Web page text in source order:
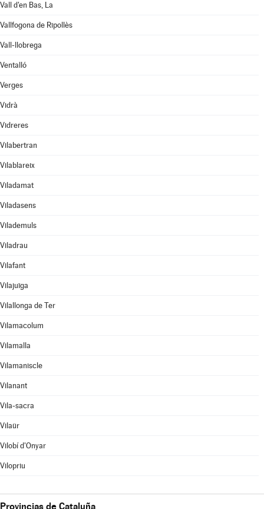
Vall d'en Bas, La
Vallfogona de Ripollès
Vall-llobrega
Ventalló
Verges
Vidrà
Vidreres
Vilabertran
Vilablareix
Viladamat
Viladasens
Vilademuls
Viladrau
Vilafant
Vilajuïga
Vilallonga de Ter
Vilamacolum
Vilamalla
Vilamaniscle
Vilanant
Vila-sacra
Vilaür
Vilobí d'Onyar
Vilopriu
Provincias de Cataluña